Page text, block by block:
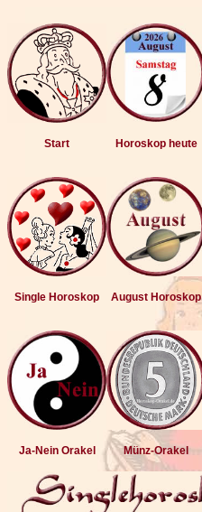
Start Horoskop heute
Single Horoskop August Horoskop
Ja-Nein Orakel Münz-Orakel